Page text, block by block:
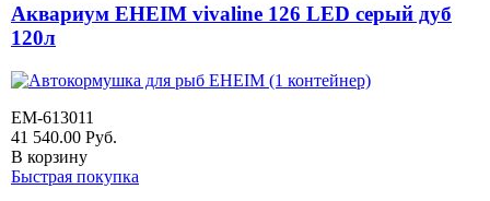
Аквариум EHEIM vivaline 126 LED серый дуб
120л
EM-613011
41 540.00 Руб.
В корзину
Быстрая покупка